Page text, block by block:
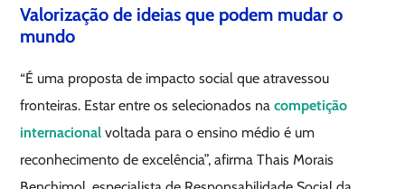
Valorização de ideias que podem mudar o
mundo
“É uma proposta de impacto social que atravessou
fronteiras. Estar entre os selecionados nacompetição
internacional voltada para o ensino médio é um
reconhecimento de excelência”, afirma Thais Morais